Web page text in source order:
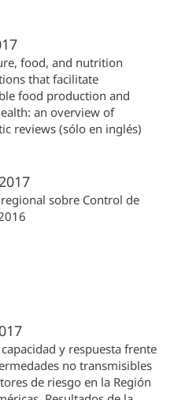
food, and nutrition
that facilitate
food production and
an overview of
reviews (sólo en inglés)
sobre Control de
y respuesta frente
no transmisibles
de riesgo en la Región